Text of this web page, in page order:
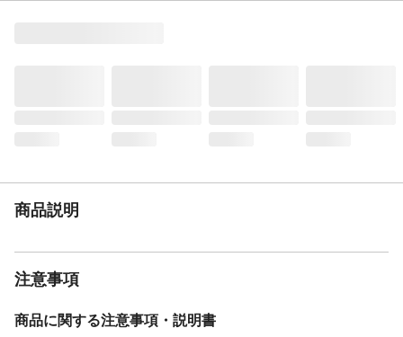
商品説明
注意事項
商品に関する注意事項・説明書